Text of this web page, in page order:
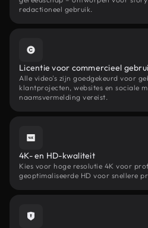
redactioneel gebruik.
Licentie voor commercieel
Alle video's zijn goedgekeurd voor
klantprojecten, websites en sociale
naamsvermelding vereist.
4K- en HD-kwaliteit
Kies voor hoge resolutie 4K voor
geoptimaliseerde HD voor snellere